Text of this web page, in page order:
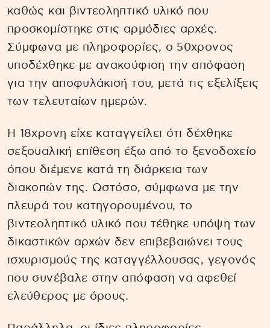
καθώς και βιντεοληπτικό υλικό που
προσκομίστηκε στις αρμόδιες αρχές.
Σύμφωνα με πληροφορίες, ο 50χρονος
υποδέχθηκε με ανακούφιση την απόφαση
για την αποφυλάκισή του, μετά τις εξελίξεις
των τελευταίων ημερών.
Η 18χρονη είχε καταγγείλει ότι δέχθηκε
σεξουαλική επίθεση έξω από το ξενοδοχείο
όπου διέμενε κατά τη διάρκεια των
διακοπών της. Ωστόσο, σύμφωνα με την
πλευρά του κατηγορουμένου, το
βιντεοληπτικό υλικό που τέθηκε υπόψη των
δικαστικών αρχών δεν επιβεβαιώνει τους
ισχυρισμούς της καταγγέλλουσας, γεγονός
που συνέβαλε στην απόφαση να αφεθεί
ελεύθερος με όρους.